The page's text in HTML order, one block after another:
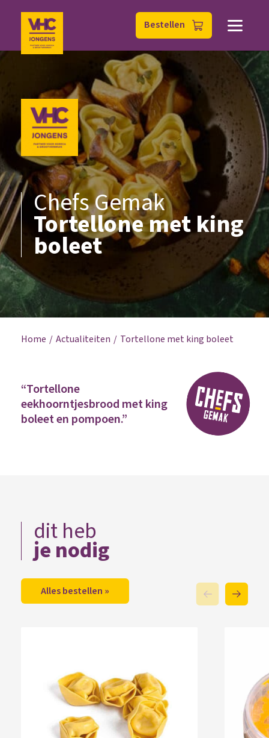
Bestellen
Chefs Gemak
Tortellone met king
boleet
Home Actualiteiten Tortellone met king boleet
“Tortellone
eekhoorntjesbrood met king
boleet en pompoen.”
dit heb
je nodig
Alles bestellen »